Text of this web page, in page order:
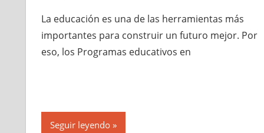
La educación es una de las herramientas más
importantes para construir un futuro mejor. Por
eso, los Programas educativos en
Seguir leyendo